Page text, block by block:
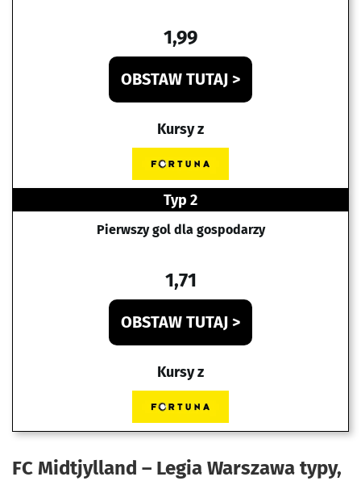
1,99
OBSTAW TUTAJ >
Kursy z
Typ 2
Pierwszy gol dla gospodarzy
1,71
OBSTAW TUTAJ >
Kursy z
FC Midtjylland – Legia Warszawa typy,